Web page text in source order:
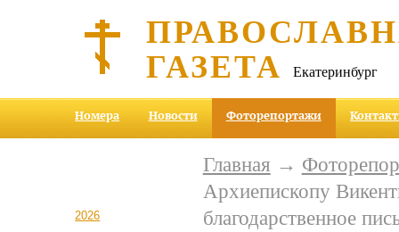
ГАЗЕТА Екатеринбург
Номера Новости Фоторепортажи
2026
Главная →
Архиепископу
благодарственное